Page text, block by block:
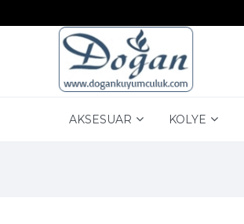
AKSESUAR KOLYE